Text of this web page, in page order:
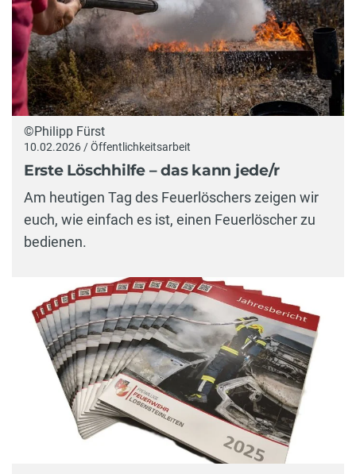
©Philipp Fürst
10.02.2026 / Öffentlichkeitsarbeit
Erste Löschhilfe – das kann jede/r
Am heutigen Tag des Feuerlöschers zeigen wir
euch, wie einfach es ist, einen Feuerlöscher zu
bedienen.